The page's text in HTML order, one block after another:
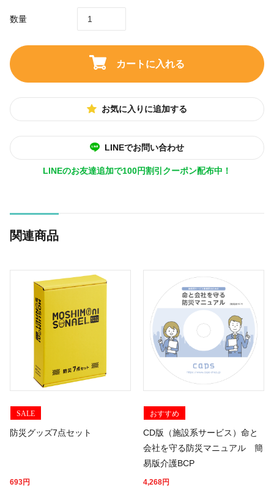
数量
カートに入れる
お気に入りに追加する
LINEでお問い合わせ
LINEのお友達追加で100円割引クーポン配布中！
関連商品
SALE
防災グッズ7点セット
693円
おすすめ
CD版（施設系サービス）命と
会社を守る防災マニュアル 簡
易版介護BCP
4,268円